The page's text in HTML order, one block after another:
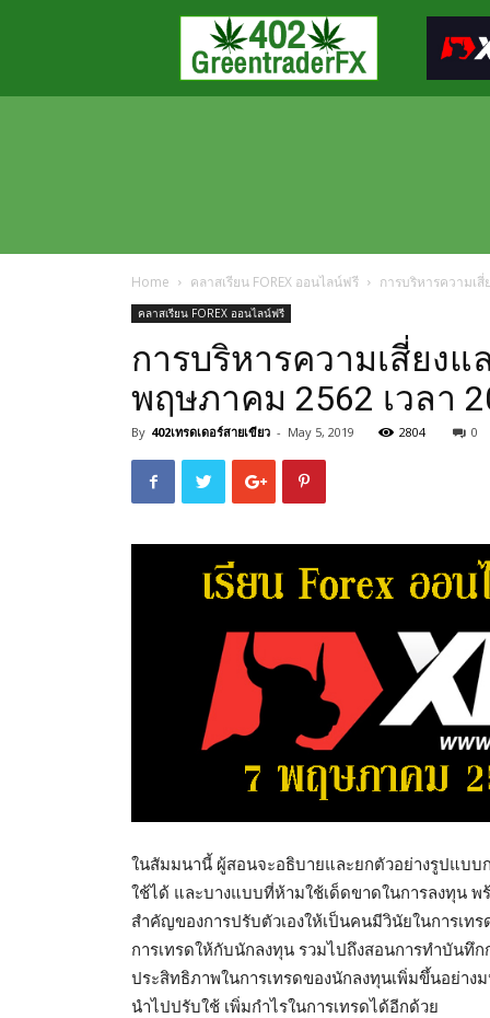
Greentraderfx
ความ
FOREX
Home คลาสเรียน FOREX ออนไลน์ฟรี การบริหารความเ
คลาสเรียน FOREX ออนไลน์ฟรี
การบริหารความเสี่ยง
พฤษภาคม 2562 เวลา
By 402เทรดเดอร์สายเขียว - May 5, 2019 2804 0
ในสัมมนานี้ ผู้สอนจะอธิบายและยกตัวอย่างรูปแบบ
ใช้ได้ และบางแบบที่ห้ามใช้เด็ดขาดในการลงทุน พ
สำคัญของการปรับตัวเองให้เป็นคนมีวินัยในการเท
การเทรดให้กับนักลงทุน รวมไปถึงสอนการทำบันทึก
ประสิทธิภาพในการเทรดของนักลงทุนเพิ่มขึ้นอย่าง
นำไปปรับใช้ เพิ่มกำไรในการเทรดได้อีกด้วย